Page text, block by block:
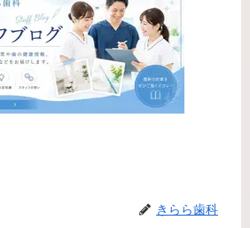
きらら歯科